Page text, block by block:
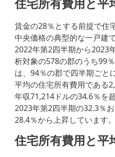
住宅所有費用と平
賃金の28％とする前提で住
中央価格の典型的な一戸建
2022年第2四半期から2023
析対象の578の郡のうち99
は、94％の郡で四半期ごと
平均の住宅所有費用である
年収71,214ドルの34.6％を
2023年第2四半期の32.3％
28.4％から上昇しています。
住宅所有費用と平